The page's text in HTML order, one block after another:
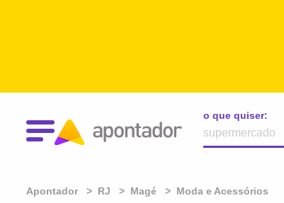
o que quiser:
Apontador RJ Magé Moda e Acessórios